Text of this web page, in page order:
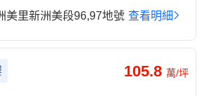
美里新洲美段96,97地號 查看明細
105.8 萬/坪